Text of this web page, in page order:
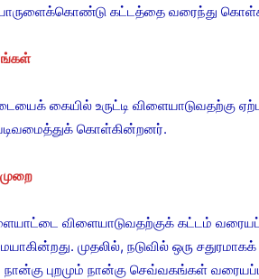
பொருளைக்கொண்டு கட்டத்தை வரைந்து
உருட்டி விளையாடுவதற்கு ஏற்ப,
கொள்கின்றனர்.
விளையாடுவதற்குக் கட்டம்
முதலில், நடுவில் ஒரு
நான்கு புறமும் நான்கு செவ்வகங்கள்